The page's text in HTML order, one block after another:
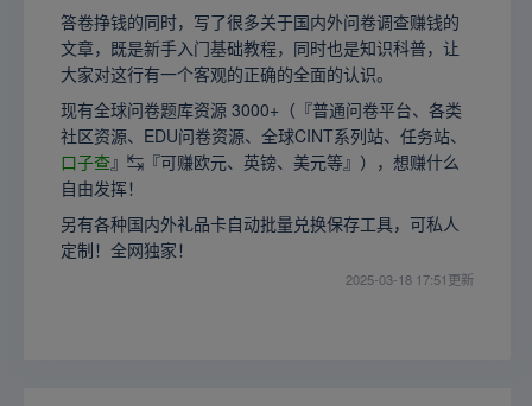
答卷挣钱的同时，写了很多关于国内外问卷调查赚钱的
文章，既是新手入门基础教程，同时也是知识科普，让
大家对这行有一个客观的正确的全面的认识。
现有全球问卷题库资源 3000+（『普通问卷平台、各类
社区资源、EDU问卷资源、全球CINT系列站、任务站、
口子查』↹『可赚欧元、英镑、美元等』），想赚什么
自由发挥！
另有各种国内外礼品卡自动批量兑换保存工具，可私人
定制！全网独家！
2025-03-18 17:51更新